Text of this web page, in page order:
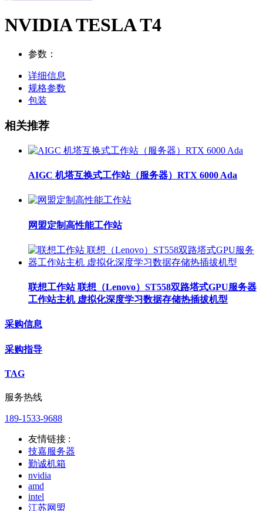
NVIDIA TESLA T4
参数：
详细信息
规格参数
包装
相关推荐
AIGC 机塔互换式工作站（服务器）RTX 6000 Ada
网盟定制高性能工作站
联想工作站 联想（Lenovo）ST558双路塔式GPU服务器
工作站主机 虚拟化深度学习数据存储热插拔机型
采购信息
采购指导
TAG
服务热线
189-1533-9688
友情链接 :
技嘉服务器
勤诚机箱
nvidia
amd
intel
江苏网盟